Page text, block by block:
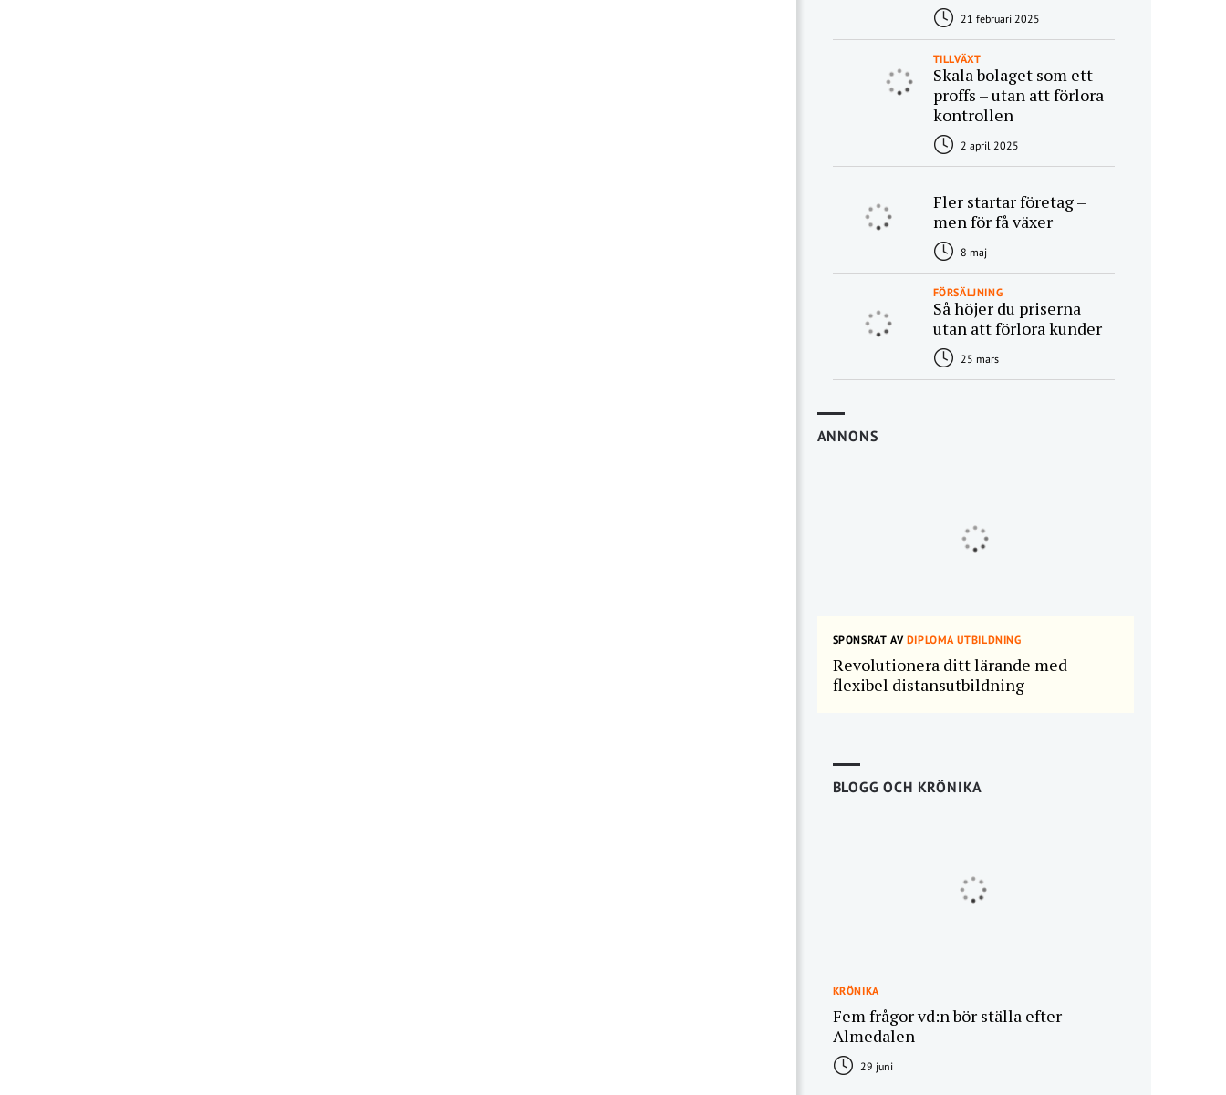
21 februari 2025
TILLVÄXT
Skala bolaget som ett
proffs – utan att förlora
kontrollen
2 april 2025
Fler startar företag –
men för få växer
8 maj
FÖRSÄLJNING
Så höjer du priserna
utan att förlora kunder
25 mars
ANNONS
SPONSRAT AVDIPLOMA UTBILDNING
Revolutionera ditt lärande med
flexibel distansutbildning
BLOGG OCH KRÖNIKA
KRÖNIKA
Fem frågor vd:n bör ställa efter
Almedalen
29 juni